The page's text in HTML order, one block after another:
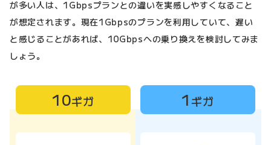
が多い人は、1Gbpsプランとの違いを実感しやすくなること
が想定されます。現在1Gbpsのプランを利用していて、遅い
と感じることがあれば、10Gbpsへの乗り換えを検討してみま
しょう。
10ギガ 1 ギガ